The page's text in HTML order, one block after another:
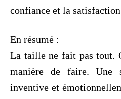
confiance et la
En résumé :
La taille ne fait pas tout.
manière de faire. Une
inventive et